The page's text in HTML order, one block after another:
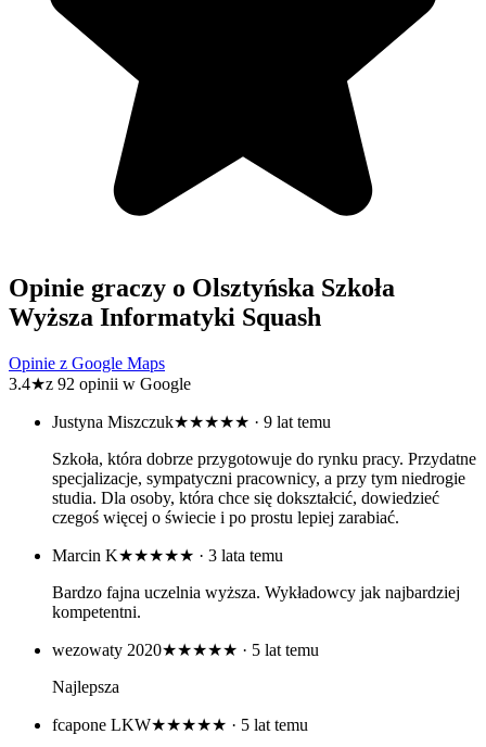
Opinie graczy o Olsztyńska Szkoła
Wyższa Informatyki Squash
Opinie z Google Maps
3.4★z 92 opinii w Google
Justyna Miszczuk★★★★★ · 9 lat temu
Szkoła, która dobrze przygotowuje do rynku pracy. Przydatne
specjalizacje, sympatyczni pracownicy, a przy tym niedrogie
studia. Dla osoby, która chce się dokształcić, dowiedzieć
czegoś więcej o świecie i po prostu lepiej zarabiać.
Marcin K★★★★★ · 3 lata temu
Bardzo fajna uczelnia wyższa. Wykładowcy jak najbardziej
kompetentni.
wezowaty 2020★★★★★ · 5 lat temu
Najlepsza
fcapone LKW★★★★★ · 5 lat temu